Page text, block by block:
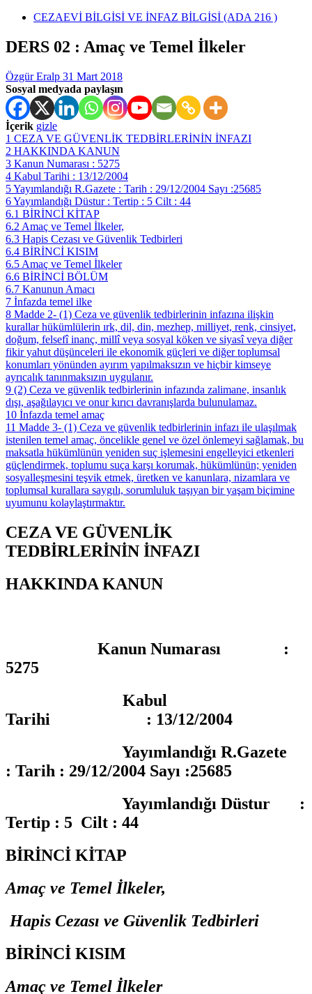
CEZAEVİ BİLGİSİ VE İNFAZ BİLGİSİ (ADA 216 )
DERS 02 : Amaç ve Temel İlkeler
Özgür Eralp 31 Mart 2018
Sosyal medyada paylaşın
İçerik gizle
1 CEZA VE GÜVENLİK TEDBİRLERİNİN İNFAZI
2 HAKKINDA KANUN
3 Kanun Numarası : 5275
4 Kabul Tarihi : 13/12/2004
5Yayımlandığı R.Gazete : Tarih : 29/12/2004 Sayı :25685
6Yayımlandığı Düstur : Tertip : 5 Cilt : 44
6.1 BİRİNCİ KİTAP
6.2 Amaç ve Temel İlkeler,
6.3 Hapis Cezası ve Güvenlik Tedbirleri
6.4 BİRİNCİ KISIM
6.5 Amaç ve Temel İlkeler
6.6 BİRİNCİ BÖLÜM
6.7 Kanunun Amacı
7 İnfazda temel ilke
8 Madde 2- (1) Ceza ve güvenlik tedbirlerinin infazına ilişkin
kurallar hükümlülerin ırk, dil, din, mezhep, milliyet, renk, cinsiyet,
doğum, felsefî inanç, millî veya sosyal köken ve siyasî veya diğer
fikir yahut düşünceleri ile ekonomik güçleri ve diğer toplumsal
konumları yönünden ayırım yapılmaksızın ve hiçbir kimseye
ayrıcalık tanınmaksızın uygulanır.
9 (2) Ceza ve güvenlik tedbirlerinin infazında zalimane, insanlık
dışı, aşağılayıcı ve onur kırıcı davranışlarda bulunulamaz.
10 İnfazda temel amaç
11 Madde 3- (1) Ceza ve güvenlik tedbirlerinin infazı ile ulaşılmak
istenilen temel amaç, öncelikle genel ve özel önlemeyi sağlamak, bu
maksatla hükümlünün yeniden suç işlemesini engelleyici etkenleri
güçlendirmek, toplumu suça karşı korumak, hükümlünün; yeniden
sosyalleşmesini teşvik etmek, üretken ve kanunlara, nizamlara ve
toplumsal kurallara saygılı, sorumluluk taşıyan bir yaşam biçimine
uyumunu kolaylaştırmaktır.
CEZA VE GÜVENLİK
TEDBİRLERİNİN İNFAZI
HAKKINDA KANUN
Kanun Numarası :
5275
Kabul
Tarihi : 13/12/2004
Yayımlandığı R.Gazete
: Tarih : 29/12/2004 Sayı :25685
Yayımlandığı Düstur :
Tertip : 5 Cilt : 44
BİRİNCİ KİTAP
Amaç ve Temel İlkeler,
Hapis Cezası ve Güvenlik Tedbirleri
BİRİNCİ KISIM
Amaç ve Temel İlkeler